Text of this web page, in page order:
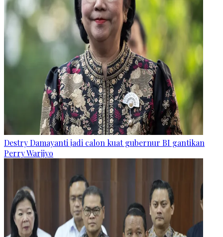
Destry Damayanti jadi calon kuat gubernur BI gantikan
Perry Warjiyo